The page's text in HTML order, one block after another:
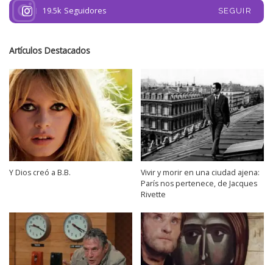
19.5k Seguidores SEGUIR
Artículos Destacados
Y Dios creó a B.B.
Vivir y morir en una ciudad ajena:
París nos pertenece, de Jacques
Rivette